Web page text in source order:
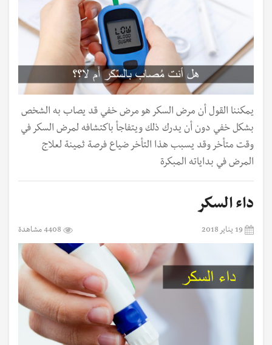
يمكننا القول أن مرض السكر هو مرض خفي قد يصاب به الشخص
بشكل خفي دون أن يدرك ذلك ويتفاجأ باكتشافه لمرض السكر في
وقت متأخر وقد يسبب هذا التأخر ضياع فرصة ثمينة لعلاج
المرض في بداياته المبكرة
داء السكر
19 يناير 2018 4408 مشاهدة